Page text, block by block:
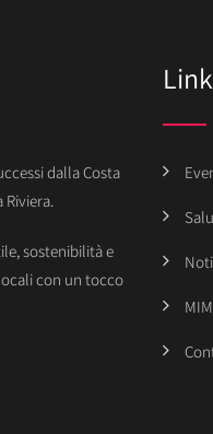
dalla Costa
Riviera.
sostenibilità e
con un tocco